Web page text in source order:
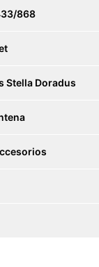
868
Stella Doradus